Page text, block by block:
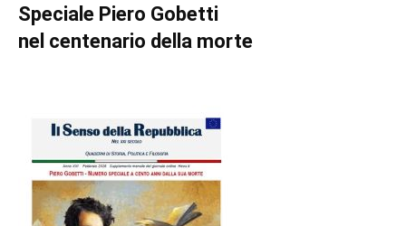
Speciale Piero Gobetti
nel centenario della morte